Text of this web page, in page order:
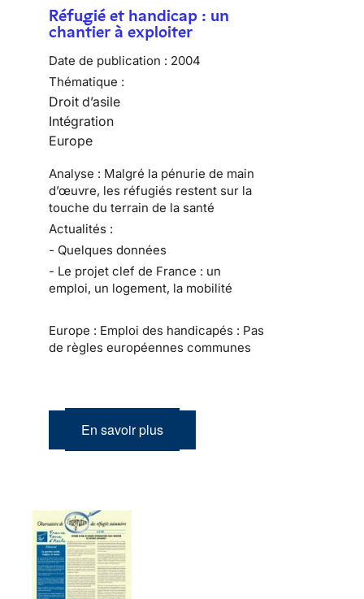
Réfugié et handicap : un
chantier à exploiter
Date de publication : 2004
Thématique :
Droit d’asile
Intégration
Europe
Analyse : Malgré la pénurie de main
d’œuvre, les réfugiés restent sur la
touche du terrain de la santé
Actualités :
- Quelques données
- Le projet clef de France : un
emploi, un logement, la mobilité
Europe : Emploi des handicapés : Pas
de règles européennes communes
En savoir plus